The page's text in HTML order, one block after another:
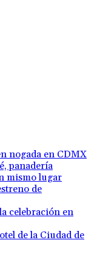
nogada en CDMX
panadería
mismo lugar
de
celebración en
de la Ciudad de